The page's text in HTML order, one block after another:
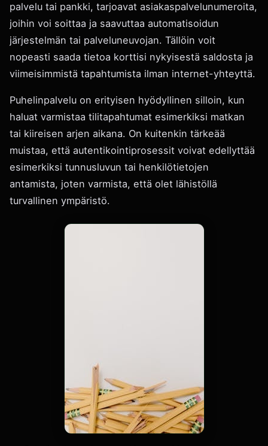
palvelu tai pankki, tarjoavat asiakaspalvelunumeroita,
joihin voi soittaa ja saavuttaa automatisoidun
järjestelmän tai palveluneuvojan. Tällöin voit
nopeasti saada tietoa korttisi nykyisestä saldosta ja
viimeisimmistä tapahtumista ilman internet-yhteyttä.
Puhelinpalvelu on erityisen hyödyllinen silloin, kun
haluat varmistaa tilitapahtumat esimerkiksi matkan
tai kiireisen arjen aikana. On kuitenkin tärkeää
muistaa, että autentikointiprosessit voivat edellyttää
esimerkiksi tunnusluvun tai henkilötietojen
antamista, joten varmista, että olet lähistöllä
turvallinen ympäristö.